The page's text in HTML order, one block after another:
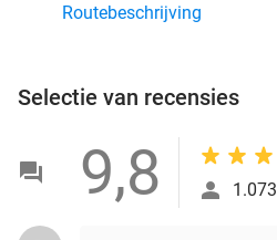
Routebeschrijving
Selectie van recensies
9,8 1.073